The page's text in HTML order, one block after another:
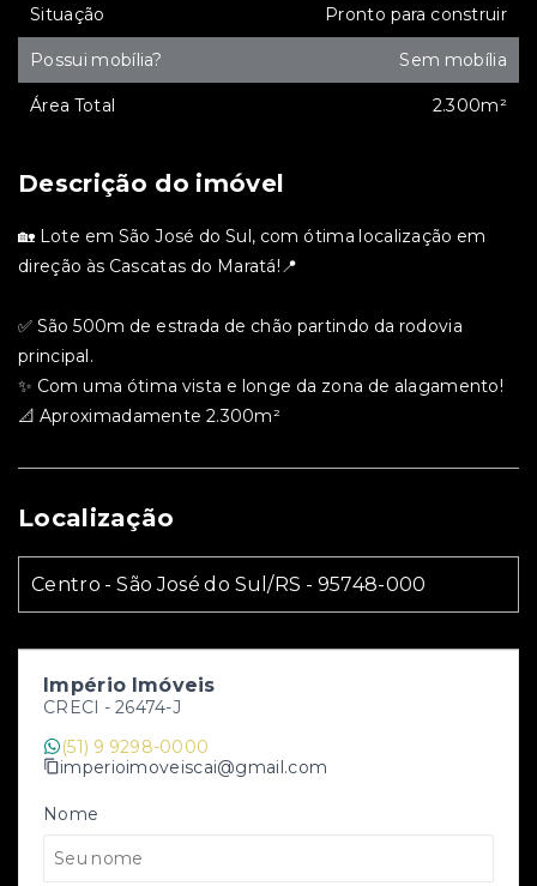
Império Imóveis
CRECI - 26474-J
(51) 9 9298-0000
imperioimoveiscai@gmail.com
Nome
Descrição do imóvel
🏡 Lote em São José do Sul, com ótima localização em
direção às Cascatas do Maratá!📍
✅ São 500m de estrada de chão partindo da rodovia
principal.
✨ Com uma ótima vista e longe da zona de alagamento!
📐 Aproximadamente 2.300m²
Localização
Centro - São José do Sul/RS - 95748-000
Situação Pronto para construir
Possui mobília? Sem mobília
Área Total 2.300m²